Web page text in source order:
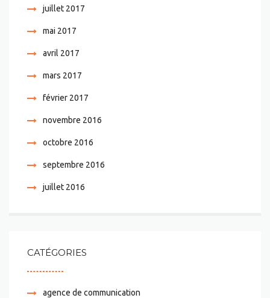
juillet 2017
mai 2017
avril 2017
mars 2017
février 2017
novembre 2016
octobre 2016
septembre 2016
juillet 2016
CATÉGORIES
agence de communication